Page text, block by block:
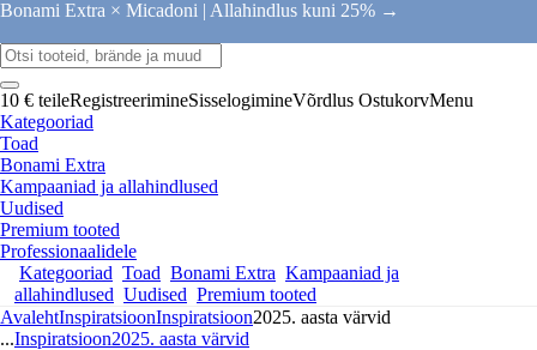
Bonami Extra × Micadoni | Allahindlus kuni 25% →
10 € teileRegistreerimineSisselogimineVõrdlus OstukorvMenu
Kategooriad
Toad
Bonami Extra
Kampaaniad ja allahindlused
Uudised
Premium tooted
Professionaalidele
Kategooriad Toad Bonami Extra Kampaaniad ja
allahindlused Uudised Premium tooted
AvalehtInspiratsioonInspiratsioon2025. aasta värvid
...Inspiratsioon2025. aasta värvid